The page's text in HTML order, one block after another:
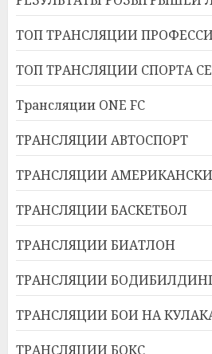
ТОП ТРАНСЛЯЦИИ
ТОП ТРАНСЛЯЦИИ СПОРТА
Трансляции ONE FC
ТРАНСЛЯЦИИ АВТОСПОРТ
ТРАНСЛЯЦИИ
ТРАНСЛЯЦИИ БАСКЕТБОЛ
ТРАНСЛЯЦИИ БИАТЛОН
ТРАНСЛЯЦИИ
ТРАНСЛЯЦИИ БОИ НА
ТРАНСЛЯЦИИ БОКС